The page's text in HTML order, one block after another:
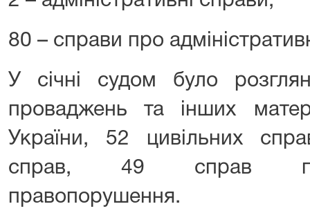
80 – справи про
У січні судом було
проваджень та інших
України, 52 цивільних
справ, 49 справ про
правопорушення.